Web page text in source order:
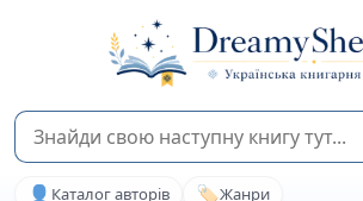
👤 Каталог авторів 🏷️Жанри